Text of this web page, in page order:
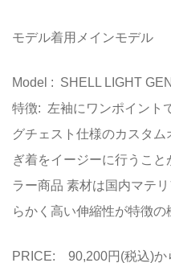
モデル着用メインモデル
Model : SHELL LIGHT GEN
特徴: 左袖にワンポイント
グチェスト仕様のカスタ
ぎ着をイージーに行うこ
ラー商品 素材は国内マテ
らかく高い伸縮性が特徴
PRICE: 90,200円(税込)か